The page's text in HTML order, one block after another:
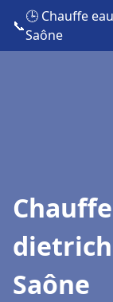
📞
🕒 Chauffe
Saône
Saône